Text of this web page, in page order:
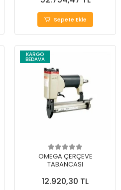
Sepete Ekle
KARGO
BEDAVA
OMEGA ÇERÇEVE
TABANCASI
12.920,30 TL